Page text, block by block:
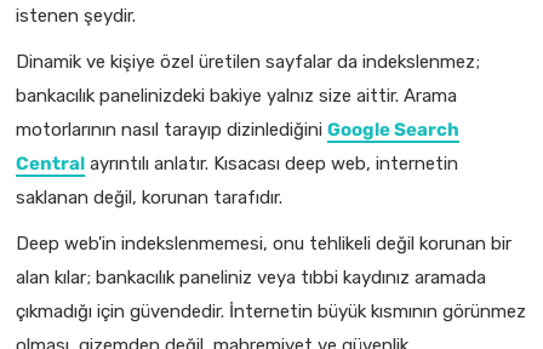
istenen şeydir.
Dinamik ve kişiye özel üretilen sayfalar da indekslenmez;
bankacılık panelinizdeki bakiye yalnız size aittir. Arama
motorlarının nasıl tarayıp dizinlediğini Google Search
Central ayrıntılı anlatır. Kısacası deep web, internetin
saklanan değil, korunan tarafıdır.
Deep web'in indekslenmemesi, onu tehlikeli değil korunan bir
alan kılar; bankacılık paneliniz veya tıbbi kaydınız aramada
çıkmadığı için güvendedir. İnternetin büyük kısmının görünmez